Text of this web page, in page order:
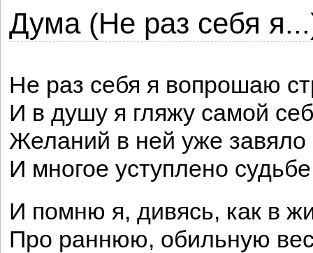
Дума (Не раз себя
Не раз себя я вопрошаю
И в душу я гляжу самой
Желаний в ней уже завяло
И многое уступлено
И помню я, дивясь, как в
Про раннюю, обильную